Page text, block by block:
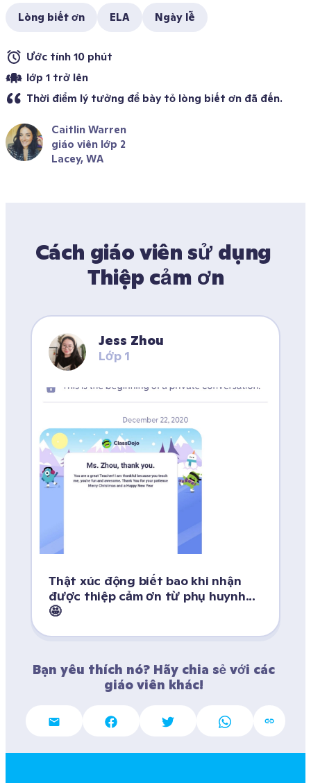
Lòng biết ơn ELA Ngày lễ
Ước tính 10 phút
lớp 1 trở lên
Thời điểm lý tưởng để bày tỏ lòng biết ơn đã đến.
Caitlin Warren
giáo viên lớp 2
Lacey, WA
Cách giáo viên sử dụng
Thiệp cảm ơn
Jess Zhou
Lớp 1
Thật xúc động biết bao khi nhận
được thiệp cảm ơn từ phụ huynh...
🤩
Bạn yêu thích nó? Hãy chia sẻ với các
giáo viên khác!